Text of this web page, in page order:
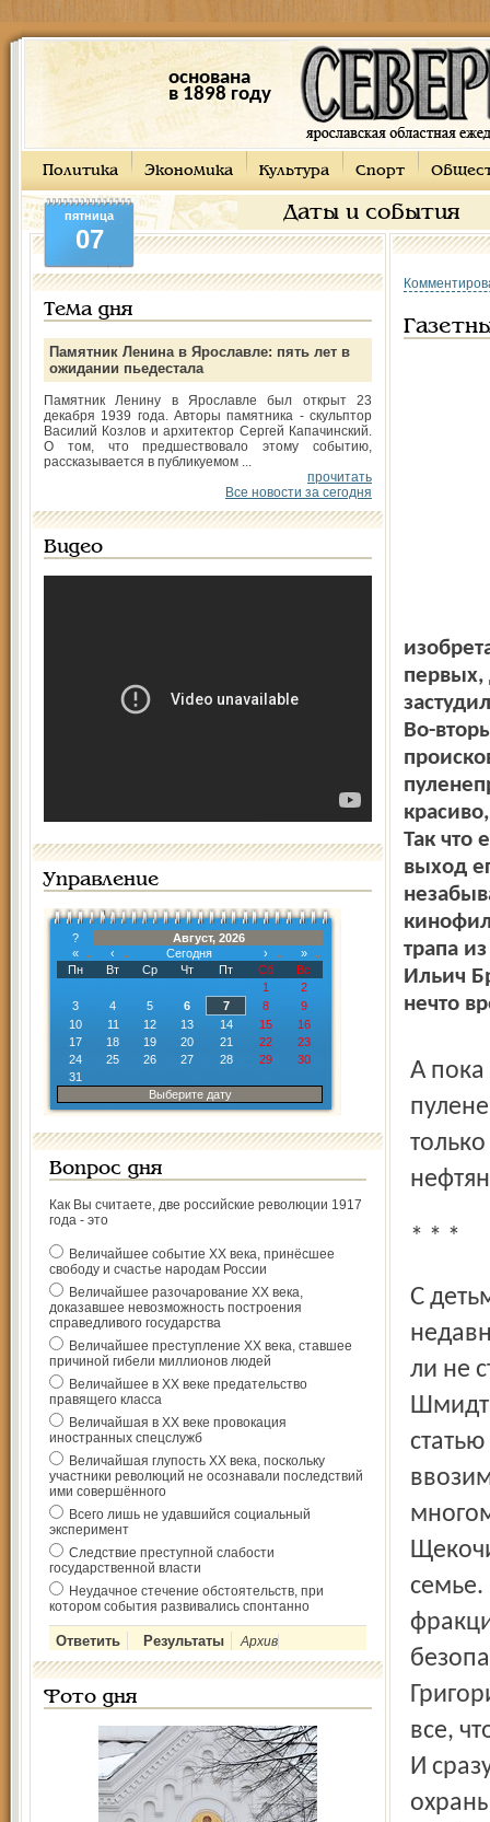
основана
в 1898 году
Политика Экономика Культура Спорт
Даты и события
пятница
07
Тема дня
Памятник Ленина в Ярославле: пять лет в
ожидании пьедестала
Памятник Ленину в Ярославле был открыт 23
декабря 1939 года. Авторы памятника - скульптор
Василий Козлов и архитектор Сергей Капачинский.
О том, что предшествовало этому событию,
рассказывается в публикуемом ...
прочитать
Все новости за сегодня
Видео
Управление
?
Август, 2026
«
‹ Сегодня ›
»
Пн
Вт Ср Чт Пт Сб
Вс
1
2
3
4 5 6 7 8
9
10
11 12 13 14 15
16
17
18 19 20 21 22
23
24
25 26 27 28 29
30
31
Выберите дату
Вопрос дня
Как Вы считаете, две российские революции 1917
года - это
Величайшее событие ХХ века, принёсшее
свободу и счастье народам России
Величайшее разочарование ХХ века,
доказавшее невозможность построения
справедливого государства
Величайшее преступление ХХ века, ставшее
причиной гибели миллионов людей
Величайшее в ХХ веке предательство
правящего класса
Величайшая в ХХ веке провокация
иностранных спецслужб
Величайшая глупость ХХ века, поскольку
участники революций не осознавали последствий
ими совершённого
Всего лишь не удавшийся социальный
эксперимент
Следствие преступной слабости
государственной власти
Неудачное стечение обстоятельств, при
котором события развивались спонтанно
Архив
Фото дня
первых,
Во-
Так что
выход
трапа
Ильич
нечто
А пока президент в Ханты-Мансийск не едет, утепленный,
* * *
С детьми журналиста Юрия Щекочихина произошел
ли не
семье.
все,
И